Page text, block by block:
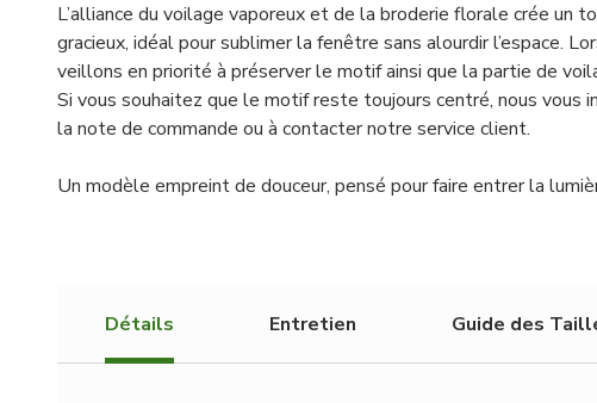
L’alliance du voilage vaporeux et de la broderie florale crée un
gracieux, idéal pour sublimer la fenêtre sans alourdir l’espace.
veillons en priorité à préserver le motif ainsi que la partie de
Si vous souhaitez que le motif reste toujours centré, nous vous
la note de commande ou à contacter notre service client.
Un modèle empreint de douceur, pensé pour faire entrer la
Détails Entretien Guide des